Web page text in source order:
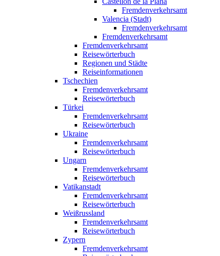
Fremdenverkehrsamt
Valencia (Stadt)
Fremdenverkehrsamt
Fremdenverkehrsamt
Fremdenverkehrsamt
Reisewörterbuch
Regionen und Städte
Reiseinformationen
Tschechien
Fremdenverkehrsamt
Reisewörterbuch
Türkei
Fremdenverkehrsamt
Reisewörterbuch
Ukraine
Fremdenverkehrsamt
Reisewörterbuch
Ungarn
Fremdenverkehrsamt
Reisewörterbuch
Vatikanstadt
Fremdenverkehrsamt
Reisewörterbuch
Weißrussland
Fremdenverkehrsamt
Reisewörterbuch
Zypern
Fremdenverkehrsamt